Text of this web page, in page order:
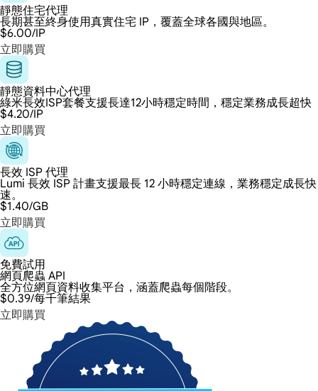
靜態住宅代理
長期甚至終身使用真實住宅 IP，覆蓋全球各國與地區。
$6.00/IP
立即購買
靜態資料中心代理
綠米長效ISP套餐支援長達12小時穩定時間，穩定業務成長超快
$4.20/IP
立即購買
長效 ISP 代理
Lumi 長效 ISP 計畫支援最長 12 小時穩定連線，業務穩定成長快
速。
$1.40/GB
立即購買
免費試用
網頁爬蟲 API
全方位網頁資料收集平台，涵蓋爬蟲每個階段。
$0.39/每千筆結果
立即購買